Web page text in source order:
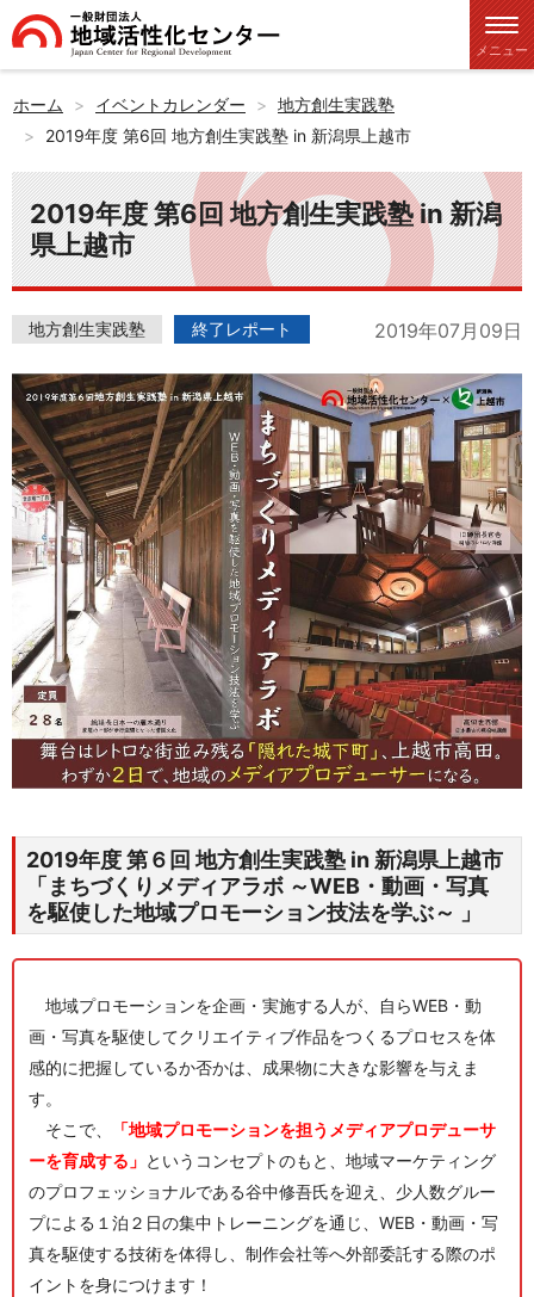
メニュー
ホーム イベントカレンダー
地方創生実践塾
2019年度 第6回 地方創生実践塾 in 新潟県上越市
2019年度 第6回 地方創生実践塾 in 新潟
県上越市
地方創生実践塾 終了レポート 2019年07月09日
2019年度 第６回 地方創生実践塾 in 新潟県上越市
「まちづくりメディアラボ ～WEB・動画・写真
を駆使した地域プロモーション技法を学ぶ～ 」
地域プロモーションを企画・実施する人が、自らWEB・動
画・写真を駆使してクリエイティブ作品をつくるプロセスを体
感的に把握しているか否かは、成果物に大きな影響を与えま
す。
そこで、
「地域プロモーションを担うメディアプロデューサ
ーを育成する」 というコンセプトのもと、地域マーケティング
のプロフェッショナルである谷中修吾氏を迎え、少人数グルー
プによる１泊２日の集中トレーニングを通じ、WEB・動画・写
真を駆使する技術を体得し、制作会社等へ外部委託する際のポ
イントを身につけます ！